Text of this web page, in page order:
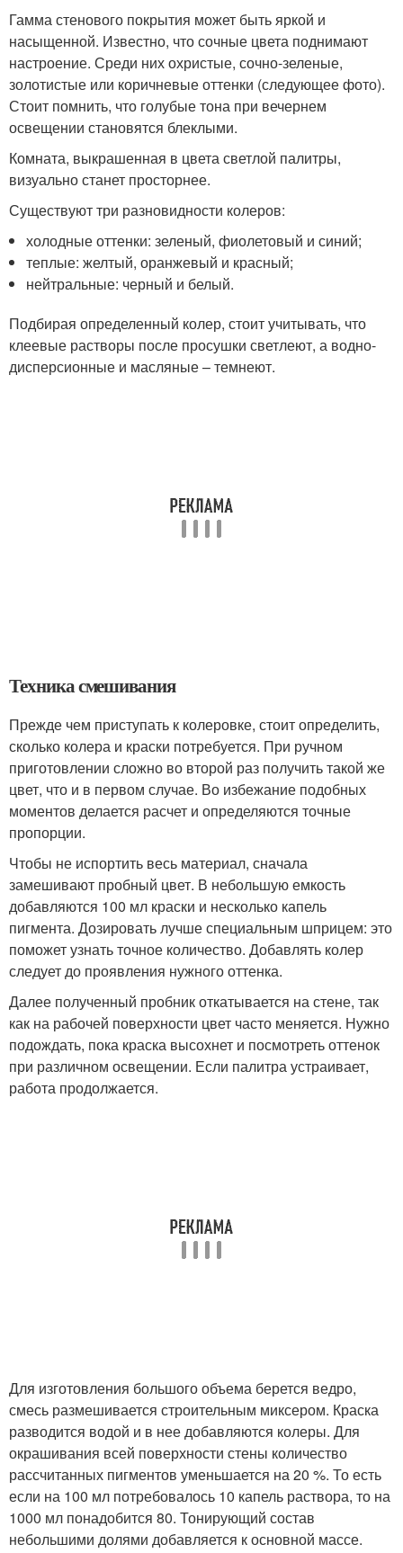
Гамма стенового покрытия может быть яркой и
насыщенной. Известно, что сочные цвета поднимают
настроение. Среди них охристые, сочно-зеленые,
золотистые или коричневые оттенки (следующее фото).
Стоит помнить, что голубые тона при вечернем
освещении становятся блеклыми.
Комната, выкрашенная в цвета светлой палитры,
визуально станет просторнее.
Существуют три разновидности колеров:
холодные оттенки: зеленый, фиолетовый и синий;
теплые: желтый, оранжевый и красный;
нейтральные: черный и белый.
Подбирая определенный колер, стоит учитывать, что
клеевые растворы после просушки светлеют, а водно-
дисперсионные и масляные – темнеют.
Техника смешивания
Прежде чем приступать к колеровке, стоит определить,
сколько колера и краски потребуется. При ручном
приготовлении сложно во второй раз получить такой же
цвет, что и в первом случае. Во избежание подобных
моментов делается расчет и определяются точные
пропорции.
Чтобы не испортить весь материал, сначала
замешивают пробный цвет. В небольшую емкость
добавляются 100 мл краски и несколько капель
пигмента. Дозировать лучше специальным шприцем: это
поможет узнать точное количество. Добавлять колер
следует до проявления нужного оттенка.
Далее полученный пробник откатывается на стене, так
как на рабочей поверхности цвет часто меняется. Нужно
подождать, пока краска высохнет и посмотреть оттенок
при различном освещении. Если палитра устраивает,
работа продолжается.
Для изготовления большого объема берется ведро,
смесь размешивается строительным миксером. Краска
разводится водой и в нее добавляются колеры. Для
окрашивания всей поверхности стены количество
рассчитанных пигментов уменьшается на 20 %. То есть
если на 100 мл потребовалось 10 капель раствора, то на
1000 мл понадобится 80. Тонирующий состав
небольшими долями добавляется к основной массе.